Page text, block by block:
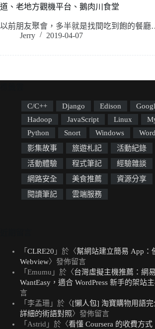
道、老地方觀機平台、鵝肉川食堂
以前朋友聚會，多半就是找間吃到飽的餐
Jerry
2019-04-07
C/C++ Django Edison
Hadoop
JavaScript Linux
Python
Snort Windows
影集故事
旅遊札記
活動紀錄
活動體驗
程式筆記
經驗雜談
網路安全
美食推薦
資源分享
閱讀筆記
雲端服務
「 CLRE20 」於〈幫網站建立簡易 App：
Webview〉發佈留言
「 Emumu 」於〈台灣虛擬主機推薦：網
WantEasy，適合 WordPress 新手的架站
言
「 李孟珊 」於〈[懶人包] 淘寶購物用語
詳細的術語對照〉發佈留言
「 Astrid 」於〈看懂 Coursera 的收費方